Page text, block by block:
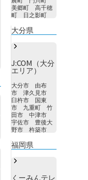
美郷町 高千穂
町 日之影町
大分県
J:COM（大分
エリア）
大分市 由布
市 津久見市
臼杵市 国東
市 九重町 竹
田市 中津市
宇佐市 豊後大
野市 杵築市
福岡県
くーみんテレ